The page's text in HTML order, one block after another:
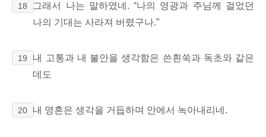
18
그래서 나는 말하였네. “나의 영광과 주님께 걸었던
나의 기대는 사라져 버렸구나.”
19
내 고통과 내 불안을 생각함은 쓴흰쑥과 독초와 같은
데도
20 내 영혼은 생각을 거듭하며 안에서 녹아내리네.